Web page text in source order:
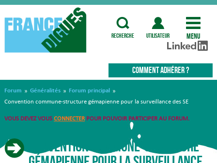
recherche utilisateur Menu
COMMENT ADHÉRER ?
Forum » Généralités » Forum principal »
Convention commune-structure gémapienne pour la surveillance des SE
VOUS DEVEZ VOUS CONNECTERPOUR POUVOIR PARTICIPER AU FORUM.
Convention commune-structure